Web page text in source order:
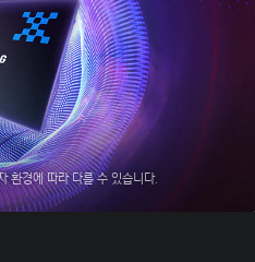
환경에 따라 다를 수 있습니다.